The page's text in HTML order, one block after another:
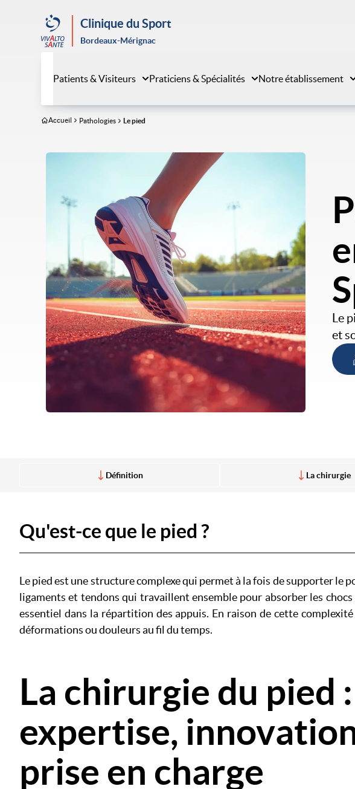
Clinique du Sport
Bordeaux-Mérignac
Patients & Visiteurs Praticiens & Spécialités Notre établissement
Accueil Pathologies Le pied
Le
et
Définition La chirurgie
Qu'est-ce que le pied ?
Le pied est une structure complexe qui permet à la fois de supporter le
ligaments et tendons qui travaillent ensemble pour absorber les
essentiel dans la répartition des appuis. En raison de cette
déformations ou douleurs au fil du temps.
La chirurgie du pied :
expertise,
prise en charge